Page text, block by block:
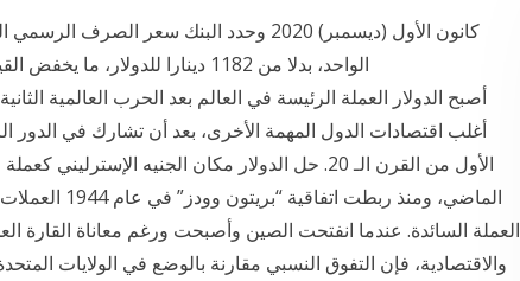
أصبح الدولار العملة الرئيسة في العالم بعد الحرب العالمية
أغلب اقتصادات الدول المهمة الأخرى، بعد أن تشارك في الدور
الأول من القرن الـ 20. حل الدولار مكان الجنيه
الماضي، ومنذ
العملة السائدة. عندما انفتحت الصين وأصبحت ورغم معاناة القارة
والاقتصادية، فإن التفوق النسبي مقارنة بالوضع في الولايات